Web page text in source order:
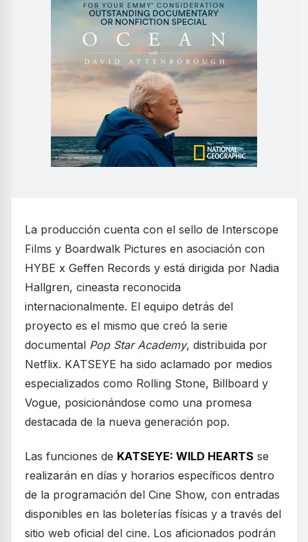
La producción cuenta con el sello de Interscope
Films y Boardwalk Pictures en asociación con
HYBE x Geffen Records y está dirigida por Nadia
Hallgren, cineasta reconocida
internacionalmente. El equipo detrás del
proyecto es el mismo que creó la serie
documental Pop Star Academy, distribuida por
Netflix. KATSEYE ha sido aclamado por medios
especializados como Rolling Stone, Billboard y
Vogue, posicionándose como una promesa
destacada de la nueva generación pop.
Las funciones de KATSEYE: WILD HEARTS se
realizarán en días y horarios específicos dentro
de la programación del Cine Show, con entradas
disponibles en las boleterías físicas y a través del
sitio web oficial del cine. Los aficionados podrán